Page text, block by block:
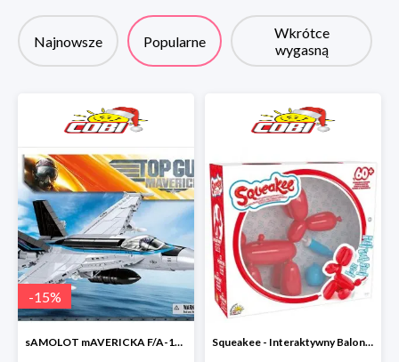
Najnowsze Popularne
Wkrótce
wygasną
-15%
sAMOLOT mAVERICKA F/A-18E Super Hornet Squeakee - Interaktywny Balonikowy Piesek